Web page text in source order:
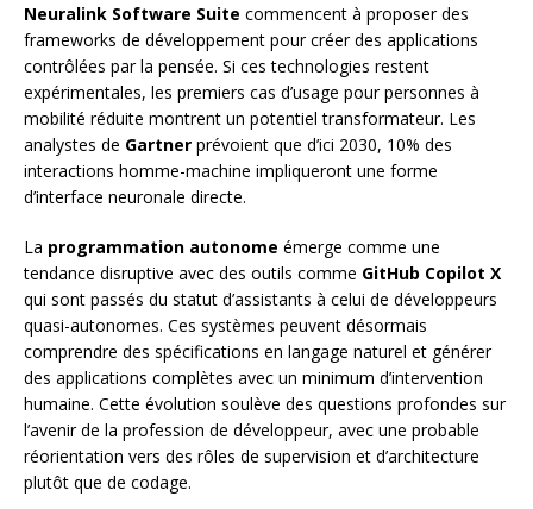
Neuralink Software Suite commencent à proposer des
frameworks de développement pour créer des applications
contrôlées par la pensée. Si ces technologies restent
expérimentales, les premiers cas d’usage pour personnes à
mobilité réduite montrent un potentiel transformateur. Les
analystes de Gartner prévoient que d’ici 2030, 10% des
interactions homme-machine impliqueront une forme
d’interface neuronale directe.
La programmation autonome émerge comme une
tendance disruptive avec des outils comme GitHub Copilot X
qui sont passés du statut d’assistants à celui de développeurs
quasi-autonomes. Ces systèmes peuvent désormais
comprendre des spécifications en langage naturel et générer
des applications complètes avec un minimum d’intervention
humaine. Cette évolution soulève des questions profondes sur
l’avenir de la profession de développeur, avec une probable
réorientation vers des rôles de supervision et d’architecture
plutôt que de codage.